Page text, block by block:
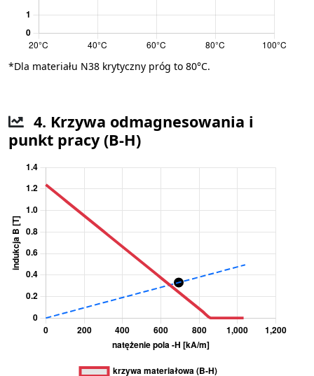
*Dla materiału N38 krytyczny próg to 80°C.
4. Krzywa odmagnesowania i
punkt pracy (B-H)